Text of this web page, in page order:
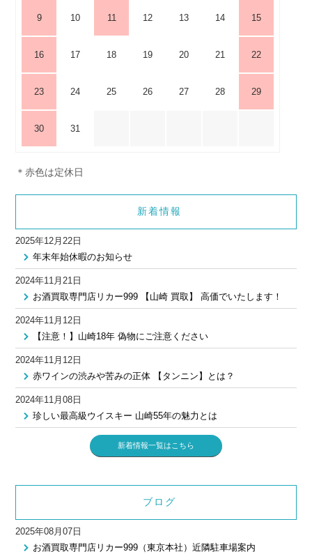
9 10 11 12 13 14 15
16 17 18 19 20 21 22
23 24 25 26 27 28 29
30 31
＊赤色は定休日
新着情報
2025年12月22日
年末年始休暇のお知らせ
2024年11月21日
お酒買取専門店リカー999 【山崎 買取】 高価でいたします！
2024年11月12日
【注意！】山崎18年 偽物にご注意ください
2024年11月12日
赤ワインの渋みや苦みの正体 【タンニン】とは？
2024年11月08日
珍しい最高級ウイスキー 山崎55年の魅力とは
新着情報一覧はこちら
ブログ
2025年08月07日
お酒買取専門店リカー999（東京本社）近隣駐車場案内